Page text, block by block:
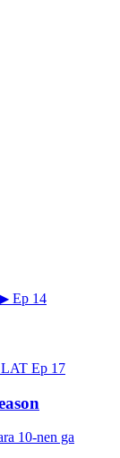
Ep 14
LAT Ep 17